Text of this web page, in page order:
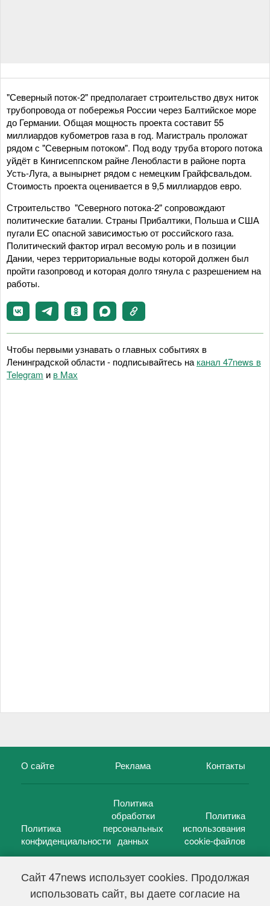
Сайт 47news использует cookies. Продолжая
использовать сайт, вы даете согласие на
"Северный поток-2" предполагает строительство двух ниток
трубопровода от побережья России через Балтийское море
до Германии. Общая мощность проекта составит 55
миллиардов кубометров газа в год. Магистраль проложат
рядом с "Северным потоком". Под воду труба второго потока
уйдёт в Кингисеппском райне Ленобласти в районе порта
Усть-Луга, а вынырнет рядом с немецким Грайфсвальдом.
Стоимость проекта оценивается в 9,5 миллиардов евро.
Строительство "Северного потока-2" сопровождают
политические баталии. Страны Прибалтики, Польша и США
пугали ЕС опасной зависимостью от российского газа.
Политический фактор играл весомую роль и в позиции
Дании, через территориальные воды которой должен был
пройти газопровод и которая долго тянула с разрешением на
работы.
Чтобы первыми узнавать о главных событиях в
Ленинградской области - подписывайтесь на канал 47news в
Telegram и в Maх
О сайте Реклама Контакты
Политика
конфиденциальности
Политика
обработки
персональных
данных
Политика
использования
cookie-файлов
47 новостей (47 news)2005 — 2026 г.